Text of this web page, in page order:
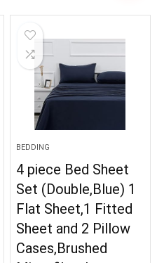
BEDDING
4 piece Bed Sheet
Set (Double,Blue) 1
Flat Sheet,1 Fitted
Sheet and 2 Pillow
Cases,Brushed